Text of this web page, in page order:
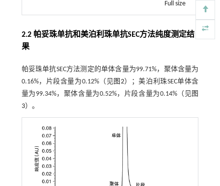
Full size
2.2 帕妥珠单抗和美泊利珠单抗SEC方法纯度测定结
果
帕妥珠单抗SEC方法测定的单体含量为99.71%，聚体含量为
0.16%，片段含量为0.12%（见图2）；美泊利珠SEC单体含
量为99.34%，聚体含量为0.52%，片段含量为0.14%（见图
3）。